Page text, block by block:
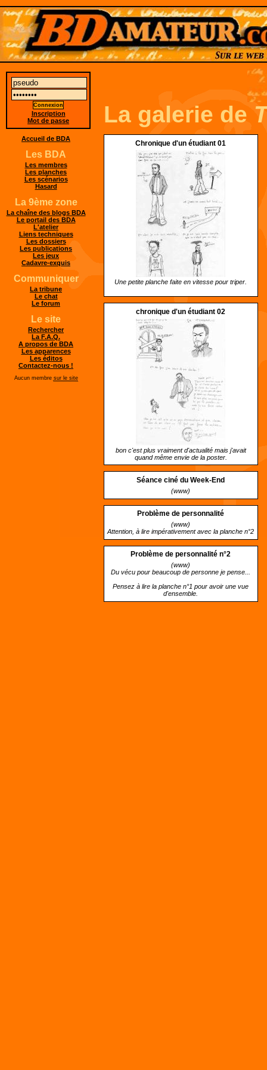
La galerie de
Chronique d'un étudiant 01
Une petite planche faite en vitesse pour triper.
chronique d'un étudiant 02
bon c'est plus vraiment d'actualité mais j'avait
quand même envie de la poster.
Séance ciné du Week-End
(www)
Problème de personnalité
(www)
Attention, à lire impérativement avec la planche n°2
Problème de personnalité n°2
(www)
Du vécu pour beaucoup de personne je pense...
Pensez à lire la planche n°1 pour avoir une vue
d'ensemble.
Inscription
Mot de passe
Accueil de BDA
Les BDA
Les membres
Les planches
Les scénarios
Hasard
La 9ème zone
La chaîne des blogs BDA
Le portail des BDA
L'atelier
Liens techniques
Les dossiers
Les publications
Les jeux
Cadavre-exquis
Communiquer
La tribune
Le chat
Le forum
Le site
Rechercher
La F.A.Q.
A propos de BDA
Les apparences
Les éditos
Contactez-nous !
Aucun membre sur le site